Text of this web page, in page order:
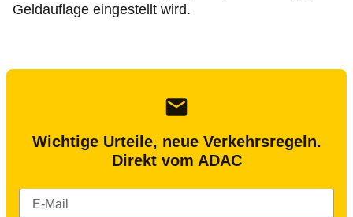
Geldauflage eingestellt wird.
Wichtige Urteile, neue Verkehrsregeln.
Direkt vom ADAC